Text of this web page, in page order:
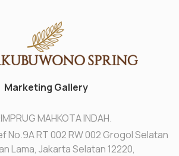
Marketing Gallery
MAHKOTA INDAH.
No.9A RT 002 RW 002 Grogol Selatan
Lama, Jakarta Selatan 12220,